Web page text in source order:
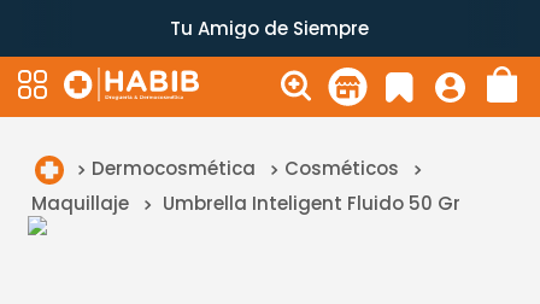
Tu Amigo de Siempre
Dermocosmética
Cosméticos
Maquillaje
Umbrella Inteligent Fluido 50 Gr